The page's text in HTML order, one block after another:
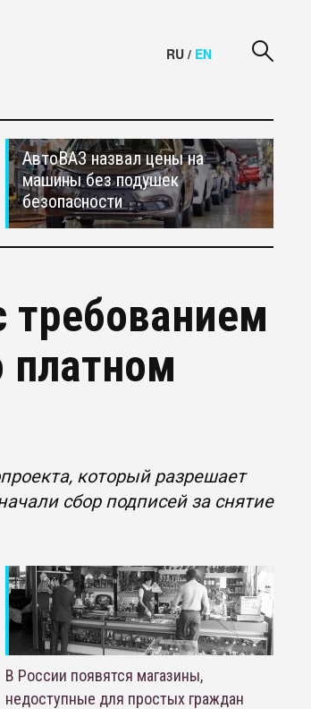
RU / EN
АвтоВАЗ назвал цены на
машины без подушек
безопасности
требованием
платном
который разрешает
сбор подписей за снятие
В России появятся магазины,
недоступные для простых граждан